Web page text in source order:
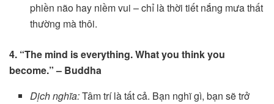
phiền não hay niềm vui – chỉ là thời tiết nắng mưa thất
thường mà thôi.
4. “The mind is everything. What you think you
become.” – Buddha
Dịch nghĩa:Tâm trí là tất cả. Bạn nghĩ gì, bạn sẽ trở